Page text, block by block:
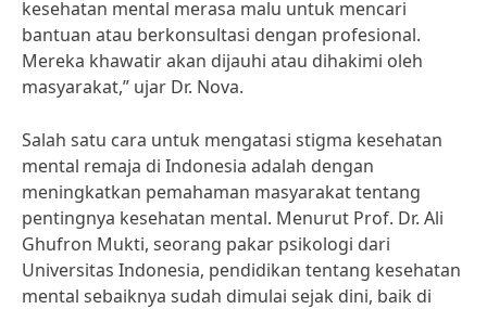
kesehatan mental merasa malu untuk mencari
bantuan atau berkonsultasi dengan profesional.
Mereka khawatir akan dijauhi atau dihakimi oleh
masyarakat,” ujar Dr. Nova.
Salah satu cara untuk mengatasi stigma kesehatan
mental remaja di Indonesia adalah dengan
meningkatkan pemahaman masyarakat tentang
pentingnya kesehatan mental. Menurut Prof. Dr. Ali
Ghufron Mukti, seorang pakar psikologi dari
Universitas Indonesia, pendidikan tentang kesehatan
mental sebaiknya sudah dimulai sejak dini, baik di